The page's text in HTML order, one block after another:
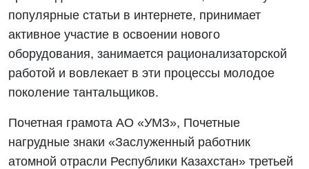
популярные статьи в интернете, принимает
активное участие в освоении нового
оборудования, занимается рационализаторской
работой и вовлекает в эти процессы молодое
поколение тантальщиков.
Почетная грамота АО «УМЗ», Почетные
нагрудные знаки «Заслуженный работник
атомной отрасли Республики Казахстан» третьей